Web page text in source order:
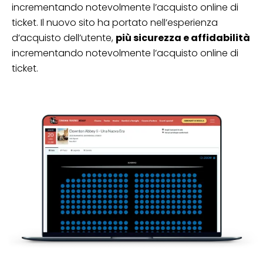
incrementando notevolmente l’acquisto online di
ticket. Il nuovo sito ha portato nell’esperienza
d’acquisto dell’utente, più sicurezza e affidabilità
incrementando notevolmente l’acquisto online di
ticket.